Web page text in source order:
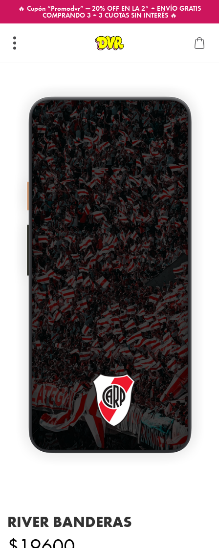
🔥 Cupón “Promodvr” — 20% OFF EN LA 2° + ENVÍO GRATIS
COMPRANDO 3 + 3 CUOTAS SIN INTERÉS 🔥
RIVER BANDERAS